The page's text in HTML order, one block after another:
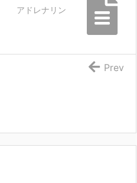
アドレナリン
Prev